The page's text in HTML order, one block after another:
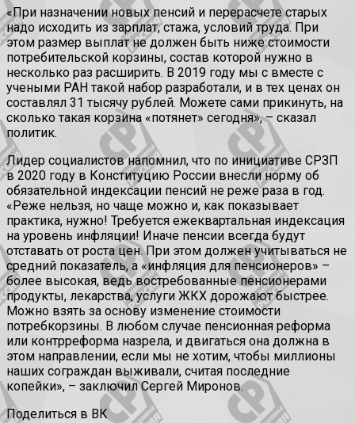
«При назначении новых пенсий и перерасчете старых
надо исходить из зарплат, стажа, условий труда. При
этом размер выплат не должен быть ниже стоимости
потребительской корзины, состав которой нужно в
несколько раз расширить. В 2019 году мы с вместе с
учеными РАН такой набор разработали, и в тех ценах он
составлял 31 тысячу рублей. Можете сами прикинуть, на
сколько такая корзина «потянет» сегодня», – сказал
политик.
Лидер социалистов напомнил, что по инициативе СРЗП
в 2020 году в Конституцию России внесли норму об
обязательной индексации пенсий не реже раза в год.
«Реже нельзя, но чаще можно и, как показывает
практика, нужно! Требуется ежеквартальная индексация
на уровень инфляции! Иначе пенсии всегда будут
отставать от роста цен. При этом должен учитываться не
средний показатель, а «инфляция для пенсионеров» –
более высокая, ведь востребованные пенсионерами
продукты, лекарства, услуги ЖКХ дорожают быстрее.
Можно взять за основу изменение стоимости
потребкорзины. В любом случае пенсионная реформа
или контрреформа назрела, и двигаться она должна в
этом направлении, если мы не хотим, чтобы миллионы
наших сограждан выживали, считая последние
копейки», – заключил Сергей Миронов.
Поделиться в ВК